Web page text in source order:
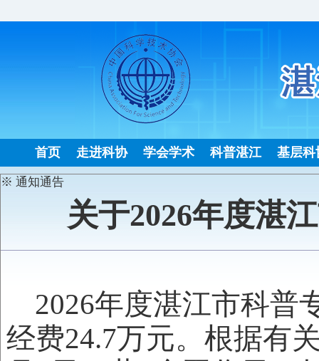
首页 走进科协 学会学术 科普湛江 基层科
※ 通知通告
关于2026年度湛
2026年度湛江市科普
经费24.7万元。根据有